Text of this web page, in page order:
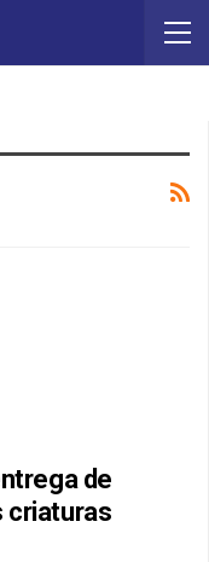
de
criaturas